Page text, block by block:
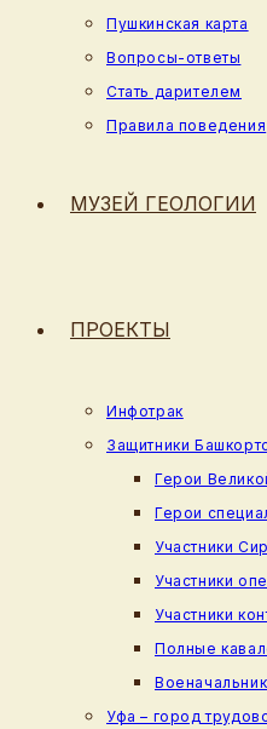
Пушкинская карта
Вопросы-ответы
Стать дарителем
Правила поведения
МУЗЕЙ ГЕОЛОГИИ
ПРОЕКТЫ
Инфотрак
Защитники
Герои
Герои
Участники
Участники
Участники
Полные
Уфа – город